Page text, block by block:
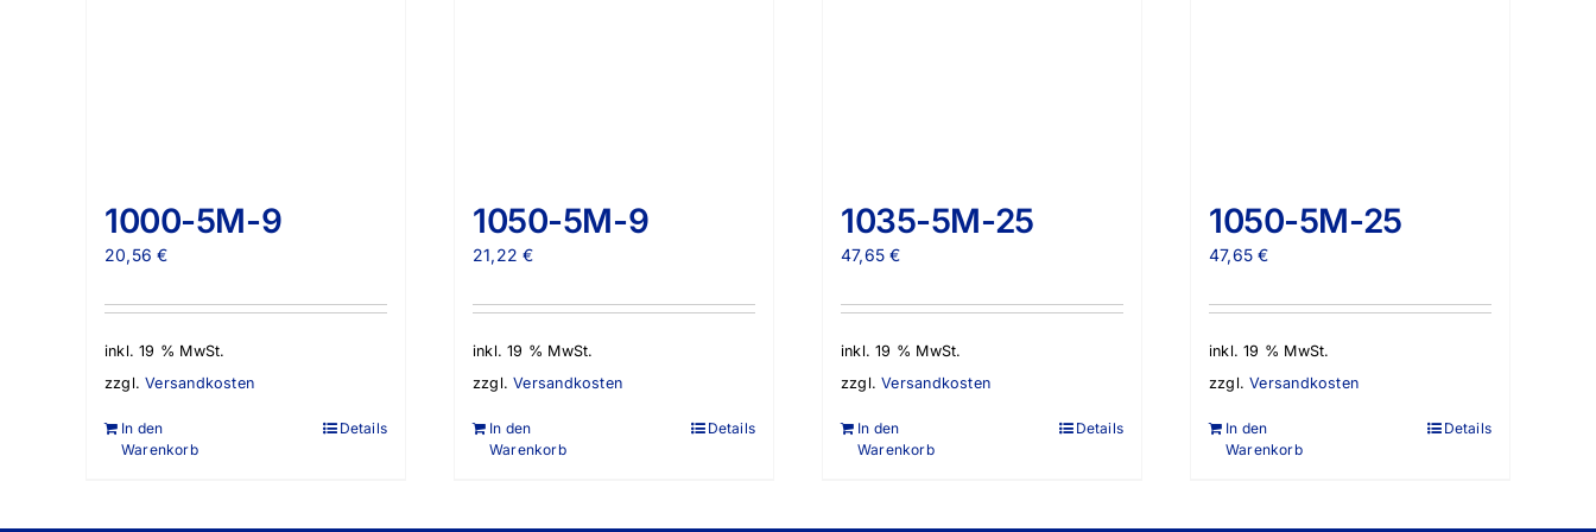
1000-5M-9
20,56€
inkl. 19 % MwSt.
zzgl.Versandkosten
In den
Warenkorb
Details
1050-5M-9
21,22€
inkl. 19 % MwSt.
zzgl.Versandkosten
In den
Warenkorb
Details
1035-5M-25
47,65€
inkl. 19 % MwSt.
zzgl.Versandkosten
In den
Warenkorb
Details
1050-5M-25
47,65€
inkl. 19 % MwSt.
zzgl.Versandkosten
In den
Warenkorb
Details